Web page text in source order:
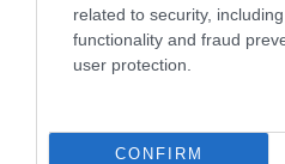
related to security,
functionality and fraud
user protection.
CONFIRM
KAPASZKODJ MEG, IDÉN A
KARÁCSONYFÁK
HASONLÓ ÉRDEKESSÉGEK